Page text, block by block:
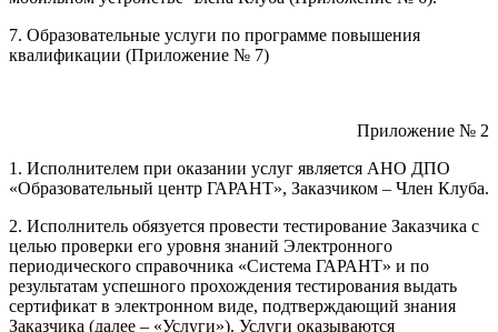
7. Образовательные услуги по программе повышения
квалификации (Приложение № 7)
Приложение № 2
1. Исполнителем при оказании услуг является АНО ДПО
«Образовательный центр ГАРАНТ», Заказчиком – Член Клуба.
2. Исполнитель обязуется провести тестирование Заказчика с
целью проверки его уровня знаний Электронного
периодического справочника «Система ГАРАНТ» и по
результатам успешного прохождения тестирования выдать
сертификат в электронном виде, подтверждающий знания
Заказчика (далее – «Услуги»). Услуги оказываются